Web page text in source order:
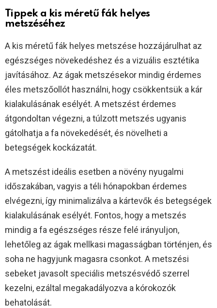
Tippek a kis méretű fák helyes
metszéséhez
A kis méretű fák helyes metszése hozzájárulhat az
egészséges növekedéshez és a vizuális esztétika
javításához. Az ágak metszésekor mindig érdemes
éles metszőollót használni, hogy csökkentsük a kár
kialakulásának esélyét. A metszést érdemes
átgondoltan végezni, a túlzott metszés ugyanis
gátolhatja a fa növekedését, és növelheti a
betegségek kockázatát.
A metszést ideális esetben a növény nyugalmi
időszakában, vagyis a téli hónapokban érdemes
elvégezni, így minimalizálva a kártevők és betegségek
kialakulásának esélyét. Fontos, hogy a metszés
mindig a fa egészséges része felé irányuljon,
lehetőleg az ágak mellkasi magasságban történjen, és
soha ne hagyjunk magasra csonkot. A metszési
sebeket javasolt speciális metszésvédő szerrel
kezelni, ezáltal megakadályozva a kórokozók
behatolását.